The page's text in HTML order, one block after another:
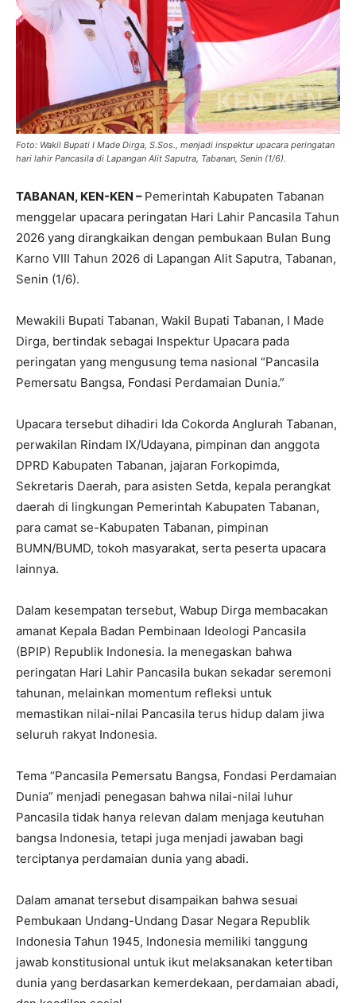
Foto: Wakil Bupati I Made Dirga, S.Sos., menjadi inspektur upacara peringatan
hari lahir Pancasila di Lapangan Alit Saputra, Tabanan, Senin (1/6).
TABANAN, KEN-KEN – Pemerintah Kabupaten Tabanan
menggelar upacara peringatan Hari Lahir Pancasila Tahun
2026 yang dirangkaikan dengan pembukaan Bulan Bung
Karno VIII Tahun 2026 di Lapangan Alit Saputra, Tabanan,
Senin (1/6).
Mewakili Bupati Tabanan, Wakil Bupati Tabanan, I Made
Dirga, bertindak sebagai Inspektur Upacara pada
peringatan yang mengusung tema nasional “Pancasila
Pemersatu Bangsa, Fondasi Perdamaian Dunia.”
Upacara tersebut dihadiri Ida Cokorda Anglurah Tabanan,
perwakilan Rindam IX/Udayana, pimpinan dan anggota
DPRD Kabupaten Tabanan, jajaran Forkopimda,
Sekretaris Daerah, para asisten Setda, kepala perangkat
daerah di lingkungan Pemerintah Kabupaten Tabanan,
para camat se-Kabupaten Tabanan, pimpinan
BUMN/BUMD, tokoh masyarakat, serta peserta upacara
lainnya.
Dalam kesempatan tersebut, Wabup Dirga membacakan
amanat Kepala Badan Pembinaan Ideologi Pancasila
(BPIP) Republik Indonesia. Ia menegaskan bahwa
peringatan Hari Lahir Pancasila bukan sekadar seremoni
tahunan, melainkan momentum refleksi untuk
memastikan nilai-nilai Pancasila terus hidup dalam jiwa
seluruh rakyat Indonesia.
Tema “Pancasila Pemersatu Bangsa, Fondasi Perdamaian
Dunia” menjadi penegasan bahwa nilai-nilai luhur
Pancasila tidak hanya relevan dalam menjaga keutuhan
bangsa Indonesia, tetapi juga menjadi jawaban bagi
terciptanya perdamaian dunia yang abadi.
Dalam amanat tersebut disampaikan bahwa sesuai
Pembukaan Undang-Undang Dasar Negara Republik
Indonesia Tahun 1945, Indonesia memiliki tanggung
jawab konstitusional untuk ikut melaksanakan ketertiban
dunia yang berdasarkan kemerdekaan, perdamaian abadi,